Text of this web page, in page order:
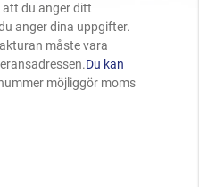
att du anger ditt
anger dina uppgifter.
måste vara
Du kan
möjliggör moms